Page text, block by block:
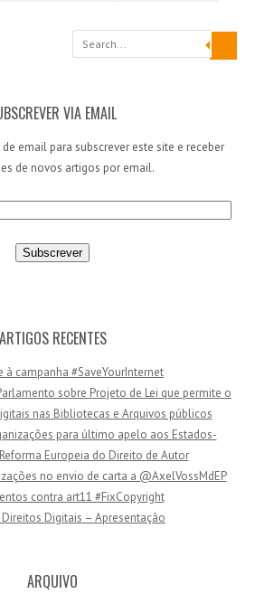
Search
VIA EMAIL
email para subscrever este site e receber
de novos artigos por email.
ARTIGOS RECENTES
à campanha #SaveYourInternet
sobre Projeto de Lei que permite o
nas Bibliotecas e Arquivos públicos
para último apelo aos Estados-
Europeia do Direito de Autor
no envio de carta a @AxelVossMdEP
contra art11 #FixCopyright
Direitos Digitais – Apresentação
ARQUIVO